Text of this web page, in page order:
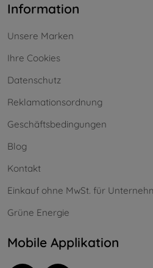
Information
Unsere Marken
Ihre Cookies
Datenschutz
Reklamationsordnung
Geschäftsbedingungen
Blog
Kontakt
Einkauf ohne MwSt. für
Grüne Energie
Mobile Applikation